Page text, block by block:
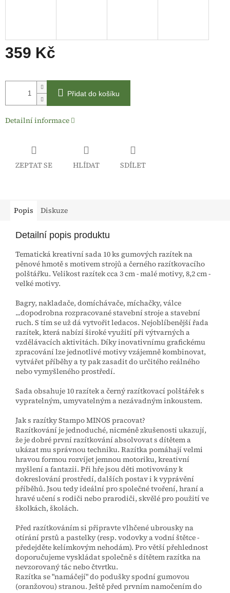
359 Kč
cena:
Přidat do košíku
Detailní informace
ZEPTAT SE HLÍDAT SDÍLET
Popis Diskuze
Detailní popis produktu
Tematická kreativní sada 10 ks gumových razítek na
pěnové hmotě s motivem strojů a černého razítkovacího
polštářku. Velikost razítek cca 3 cm - malé motivy, 8,2 cm -
velké motivy.
Bagry, nakladače, domíchávače, míchačky, válce
...dopodrobna rozpracované stavební stroje a stavební
ruch. S tím se už dá vytvořit ledacos. Nejoblíbenější řada
razítek, která nabízí široké využití při výtvarných a
vzdělávacích aktivitách. Díky inovativnímu grafickému
zpracování lze jednotlivé motivy vzájemně kombinovat,
vytvářet příběhy a ty pak zasadit do určitého reálného
nebo vymyšleného prostředí.
Sada obsahuje 10 razítek a černý razítkovací polštářek s
vypratelným, umyvatelným a nezávadným inkoustem.
Jak s razítky Stampo MINOS pracovat?
Razítkování je jednoduché, nicméně zkušenosti ukazují,
že je dobré první razítkování absolvovat s dítětem a
ukázat mu správnou techniku. Razítka pomáhají velmi
hravou formou rozvíjet jemnou motoriku, kreativní
myšlení a fantazii. Při hře jsou děti motivovány k
dokreslování prostředí, dalších postav i k vyprávění
příběhů. Jsou tedy ideální pro společné tvoření, hraní a
hravé učení s rodiči nebo prarodiči, skvělé pro použití ve
školkách, školách.
Před razítkováním si připravte vlhčené ubrousky na
otírání prstů a pastelky (resp. vodovky a vodní štětce -
předejděte kelímkovým nehodám). Pro větší přehlednost
doporučujeme vyskládat společně s dítětem razítka na
nevzorovaný tác nebo čtvrtku.
Razítka se "namáčejí" do podušky spodní gumovou
(oranžovou) stranou. Ještě před prvním namočením do